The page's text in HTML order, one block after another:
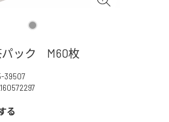
ック M60枚
39507
る